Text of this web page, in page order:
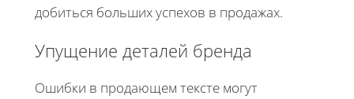
добиться больших успехов в продажах.
Упущение деталей бренда
Ошибки в продающем тексте могут